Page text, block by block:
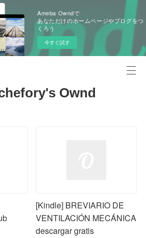
Ameba Owndで
あなただけのホームページやブログをつ
くろう
今すぐ試す
Ownd
[Kindle] BREVIARIO DE
VENTILACIÓN MECÁNICA
descargar gratis